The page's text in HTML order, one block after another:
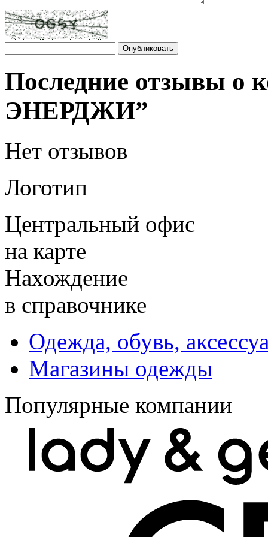
Последние отзывы о
ЭНЕРДЖИ”
Нет отзывов
Логотип
Центральный офис
на карте
Нахождение
в справочнике
Одежда, обувь,
Магазины одежды
Популярные компании